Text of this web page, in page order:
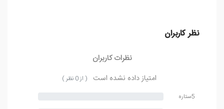
نظر کاربران
نظرات کاربران
امتیاز داده نشده است
( از 0 نظر )
5ستاره